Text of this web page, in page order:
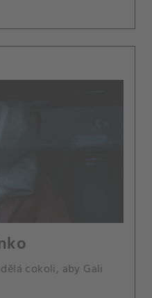
cokoli, aby Gali